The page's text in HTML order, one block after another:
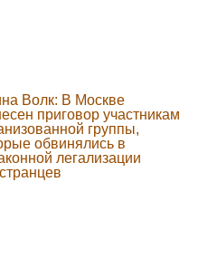
Волк: В Москве
приговор участникам
группы,
обвинялись в
легализации